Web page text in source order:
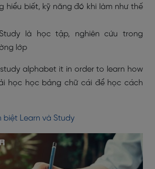
hiểu biết, kỹ năng đó khi làm như thế
là học tập, nghiên cứu trong
lớp
alphabet it in order to learn how
học học bảng chữ cái để học cách
biệt Learn và Study